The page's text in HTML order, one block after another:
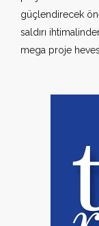
güçlendirecek
saldırı
mega proje